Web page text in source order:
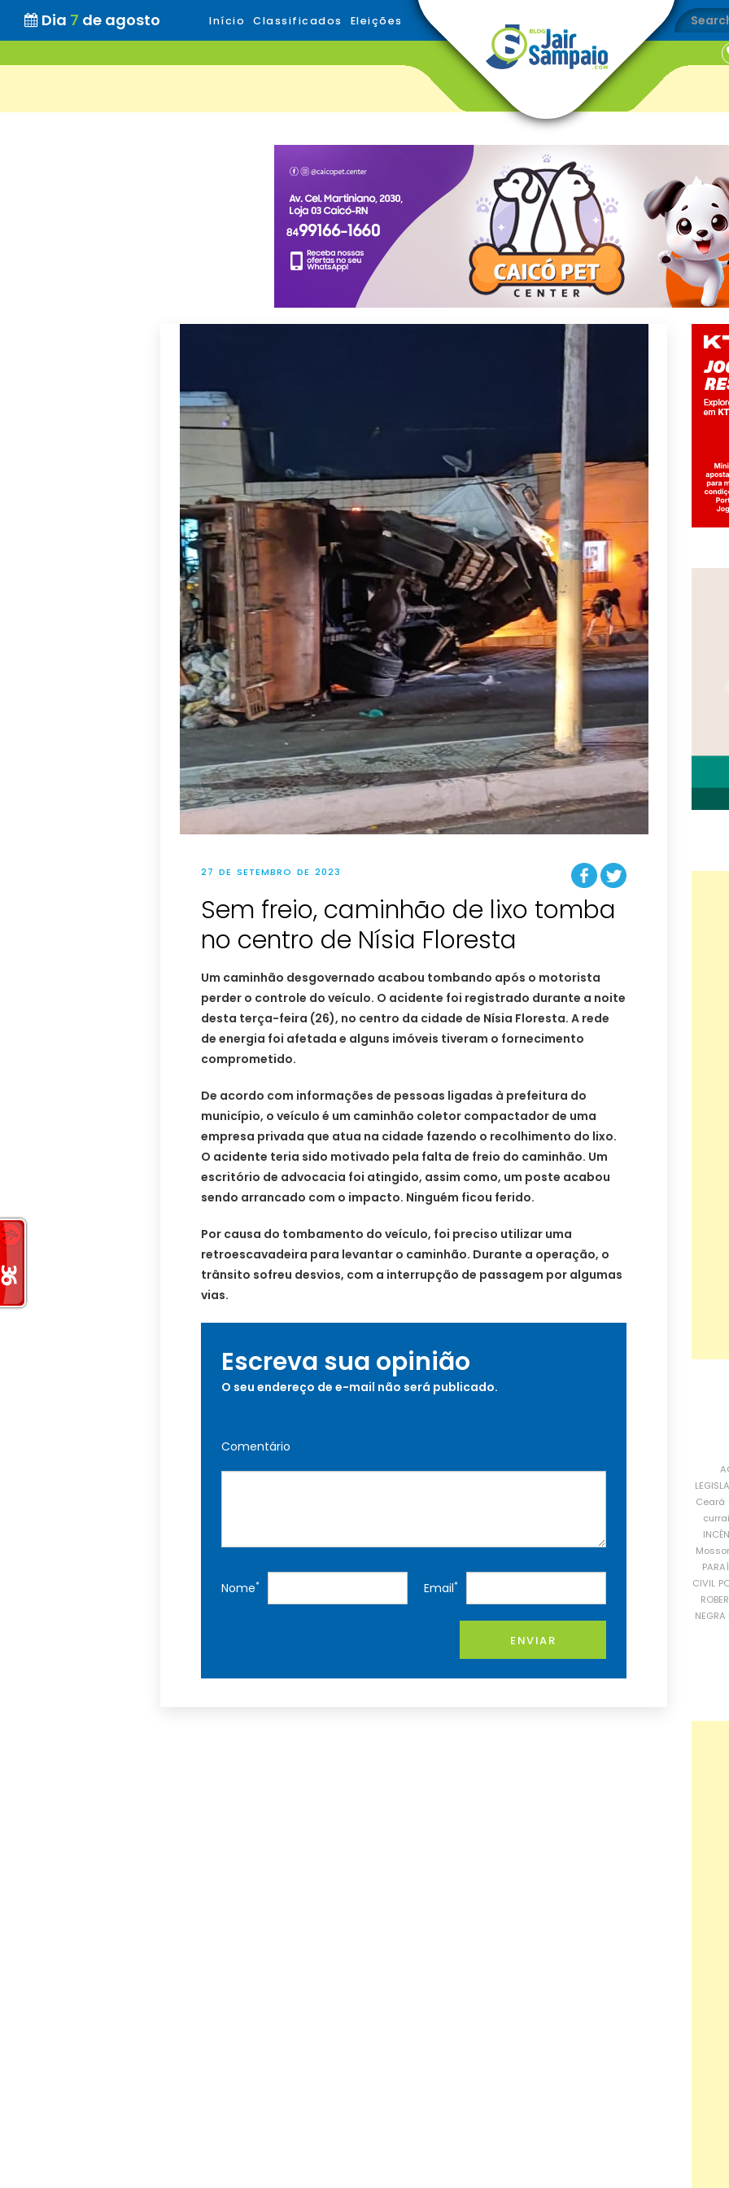
Dia 7 de agosto Início Classificados Eleições
27 DE SETEMBRO DE 2023
Sem freio, caminhão de lixo tomba
no centro de Nísia Floresta
Um caminhão desgovernado acabou tombando após o motorista
perder o controle do veículo. O acidente foi registrado durante a noite
desta terça-feira (26), no centro da cidade de Nísia Floresta. A rede
de energia foi afetada e alguns imóveis tiveram o fornecimento
comprometido.
De acordo com informações de pessoas ligadas à prefeitura do
município, o veículo é um caminhão coletor compactador de uma
empresa privada que atua na cidade fazendo o recolhimento do lixo.
O acidente teria sido motivado pela falta de freio do caminhão. Um
escritório de advocacia foi atingido, assim como, um poste acabou
sendo arrancado com o impacto. Ninguém ficou ferido.
Por causa do tombamento do veículo, foi preciso utilizar uma
retroescavadeira para levantar o caminhão. Durante a operação, o
trânsito sofreu desvios, com a interrupção de passagem por algumas
vias.
Escreva sua opinião
O seu endereço de e-mail não será publicado.
Comentário
Nome* Email*
ENVIAR
Ceará
CIVIL
NEGRA